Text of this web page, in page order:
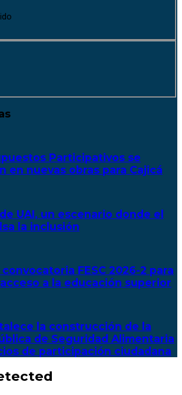
Participativos se
en nuevas obras para Cajicá
UAI, un escenario donde el
la inclusión
FESC 2026-2 para
a la educación superior
la construcción de la
de Seguridad Alimentaria
de participación ciudadana